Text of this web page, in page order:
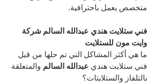
متخصص يعمل باحترافية.
فني ستلايت هندي عبدالله السالم شركة
وايت مون للستلايت
ما هي أكثر المشاكل التي تم حلها من قبل
فني ستلايت هندي عبدالله السالم والمتعلقة
بالتلفاز والستلايتات؟